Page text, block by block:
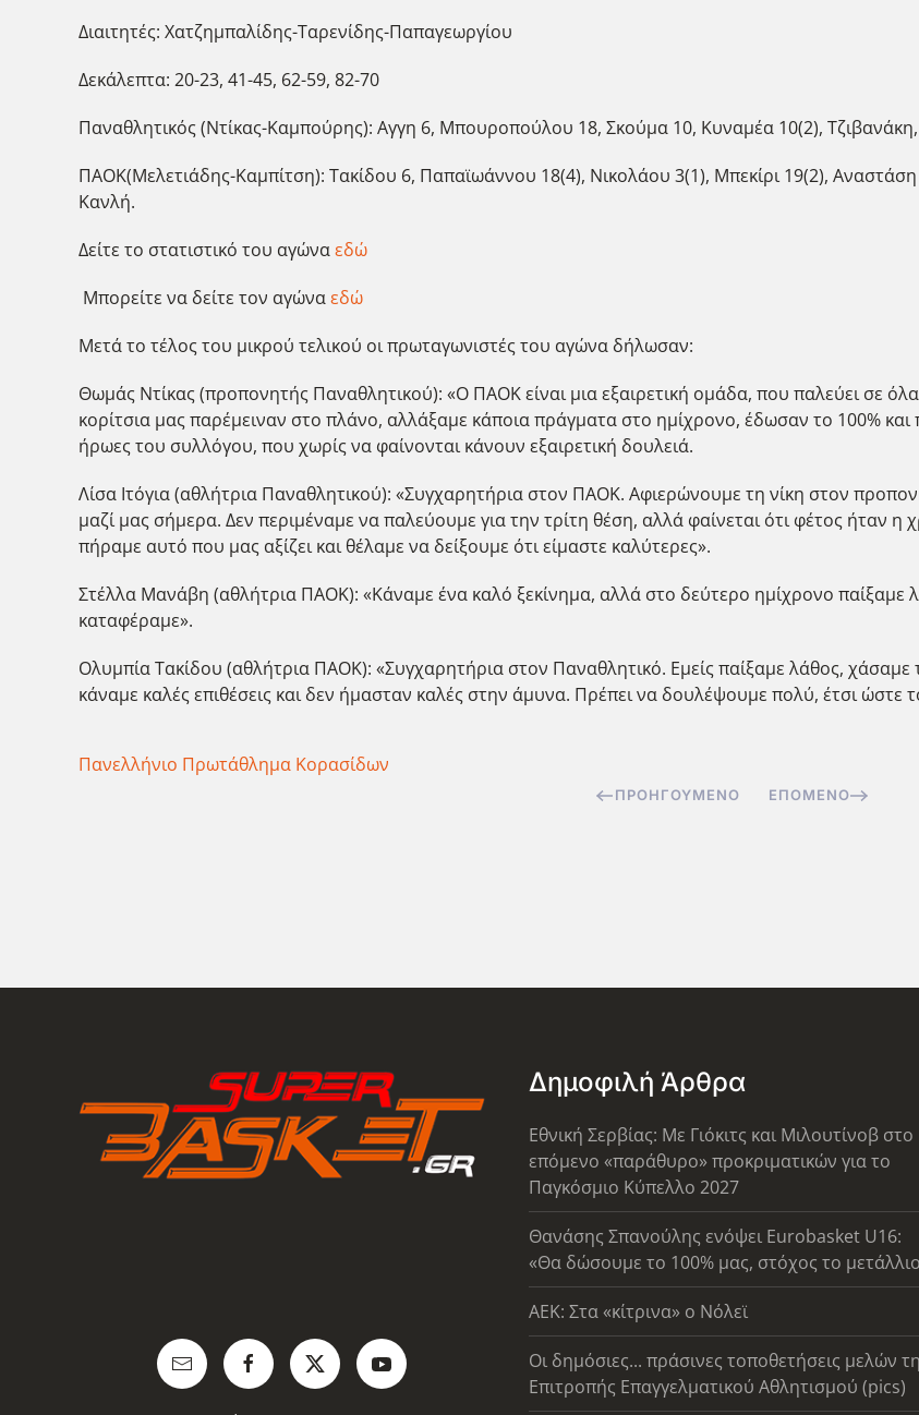
Διαιτητές: Χατζημπαλίδης-Ταρενίδης-Παπαγεωργίου
Δεκάλεπτα: 20-23, 41-45, 62-59, 82-70
Παναθλητικός (Ντίκας-Καμπούρης): Αγγη 6, Μπουροπούλου 18, Σκούμα 10, Κυναμέα 10(2), Τζιβανάκη,
ΠΑΟΚ(Μελετιάδης-Καμπίτση): Τακίδου 6, Παπαϊωάννου 18(4), Νικολάου 3(1), Μπεκίρι 19(2),
Κανλή.
Δείτε το στατιστικό του αγώναεδώ
Μπορείτε να δείτε τον αγώναεδώ
Μετά το τέλος του μικρού τελικού οι πρωταγωνιστές του αγώνα δήλωσαν:
Θωμάς Ντίκας (προπονητής Παναθλητικού): «Ο ΠΑΟΚ είναι μια εξαιρετική ομάδα, που παλεύει σε
κορίτσια μας παρέμειναν στο πλάνο, αλλάξαμε κάποια πράγματα στο ημίχρονο, έδωσαν το 100%
ήρωες του συλλόγου, που χωρίς να φαίνονται κάνουν εξαιρετική δουλειά.
Λίσα Ιτόγια (αθλήτρια Παναθλητικού): «Συγχαρητήρια στον ΠΑΟΚ. Αφιερώνουμε τη νίκη στον
μαζί μας σήμερα. Δεν περιμέναμε να παλεύουμε για την τρίτη θέση, αλλά φαίνεται ότι φέτος ήταν
πήραμε αυτό που μας αξίζει και θέλαμε να δείξουμε ότι είμαστε καλύτερες».
Στέλλα Μανάβη (αθλήτρια ΠΑΟΚ): «Κάναμε ένα καλό ξεκίνημα, αλλά στο δεύτερο ημίχρονο παίξαμε
καταφέραμε».
Ολυμπία Τακίδου (αθλήτρια ΠΑΟΚ): «Συγχαρητήρια στον Παναθλητικό. Εμείς παίξαμε λάθος,
κάναμε καλές επιθέσεις και δεν ήμασταν καλές στην άμυνα. Πρέπει να δουλέψουμε πολύ, έτσι ώστε
Πανελλήνιο Πρωτάθλημα Κορασίδων
ΠΡΟΗΓΟΎΜΕΝΟ ΕΠΌΜΕΝΟ
Δημοφιλή Άρθρα
Εθνική Σερβίας: Με Γιόκιτς και Μιλουτίνοβ στο
επόμενο «παράθυρο» προκριματικών για το
Παγκόσμιο Κύπελλο 2027
Θανάσης Σπανούλης ενόψει Eurobasket U16:
«Θα δώσουμε το 100% μας, στόχος το
AEK: Στα «κίτρινα» ο Νόλεϊ
Οι δημόσιες... πράσινες τοποθετήσεις μελών
Επιτροπής Επαγγελματικού Αθλητισμού (pics)